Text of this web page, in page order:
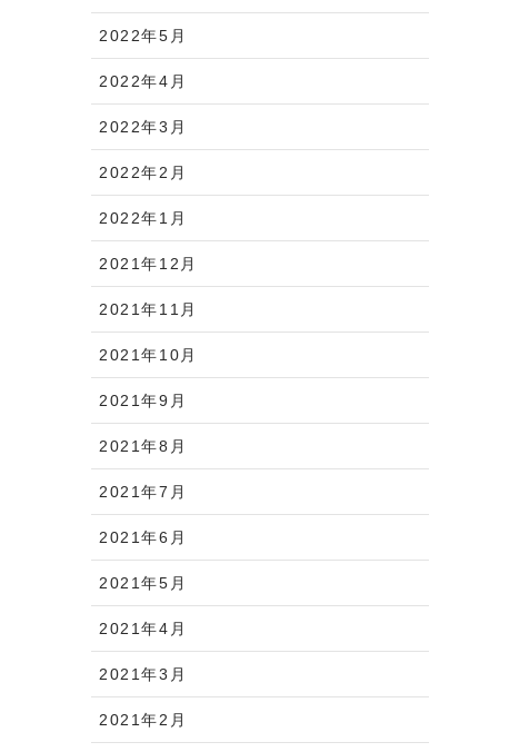
2022年5月
2022年4月
2022年3月
2022年2月
2022年1月
2021年12月
2021年11月
2021年10月
2021年9月
2021年8月
2021年7月
2021年6月
2021年5月
2021年4月
2021年3月
2021年2月